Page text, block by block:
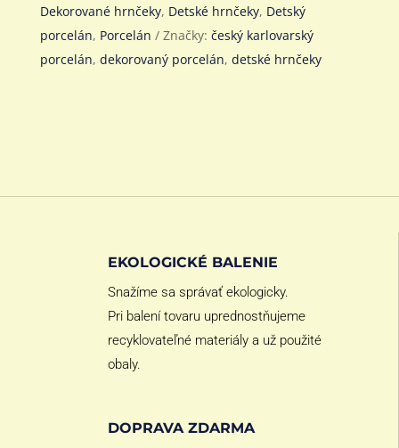
Dekorované hrnčeky, Detské hrnčeky, Detský
porcelán, Porcelán Značky: český karlovarský
porcelán, dekorovaný porcelán, detské hrnčeky
EKOLOGICKÉ BALENIE
Snažíme sa správať ekologicky.
Pri balení tovaru uprednostňujeme
recyklovateľné materiály a už použité
obaly.
DOPRAVA ZDARMA